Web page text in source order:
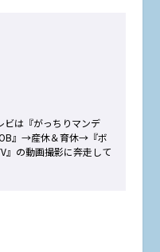
ビは『がっちりマンデ
』→産休＆育休→『ボ
』の動画撮影に奔走して